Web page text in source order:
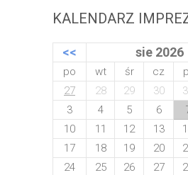
KALENDARZ
<< sie 2026
po wt śr cz
27
28 29 30
3
4 5 6
10
11 12 13
17
18 19 20
24
25 26 27